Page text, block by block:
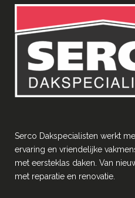
Serco Dakspecialisten werkt
ervaring en vriendelĳke
met eersteklas daken. Van
met reparatie en renovatie.